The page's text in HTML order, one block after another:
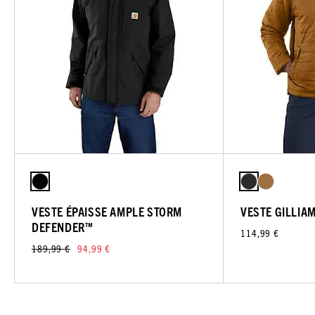
VESTE ÉPAISSE AMPLE STORM
DEFENDER™
189,99 € 94,99 €
VESTE
114,99 €